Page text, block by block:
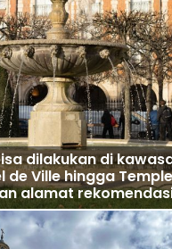
dilakukan di
de Ville hingga
alamat